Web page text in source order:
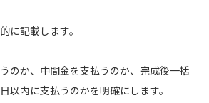
に記載します。
のか、中間金を支払うのか、完成後一括
以内に支払うのかを明確にします。